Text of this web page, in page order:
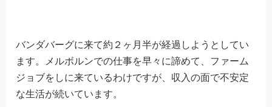
バンダバーグに来て約２ヶ月半が経過しようとしてい
ます。メルボルンでの仕事を早々に諦めて、ファーム
ジョブをしに来ているわけですが、収入の面で不安定
な生活が続いています。